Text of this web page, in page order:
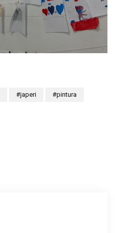
#japeri #pintura